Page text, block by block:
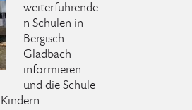
weiterführende
n Schulen in
Bergisch
Gladbach
informieren
und die Schule